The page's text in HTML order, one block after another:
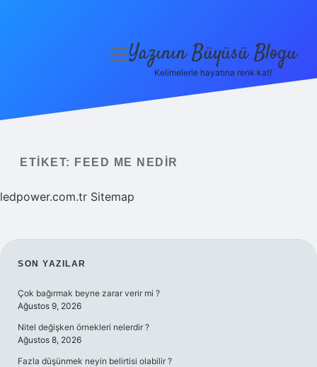
Yasal Uyarı
Hakkımızda
menüyü
Yazının Büyüsü Blogu
Kelimelerle hayatına renk kat!
ETIKET: FEED ME NEDIR
ledpower.com.tr Sitemap
SIDEBAR
SON YAZILAR
Çok bağırmak beyne zarar verir mi ?
Ağustos 9, 2026
Nitel değişken örnekleri nelerdir ?
Ağustos 8, 2026
Fazla düşünmek neyin belirtisi olabilir ?